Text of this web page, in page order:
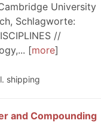
University
Schlagworte:
//
more
shipping
and Compounding